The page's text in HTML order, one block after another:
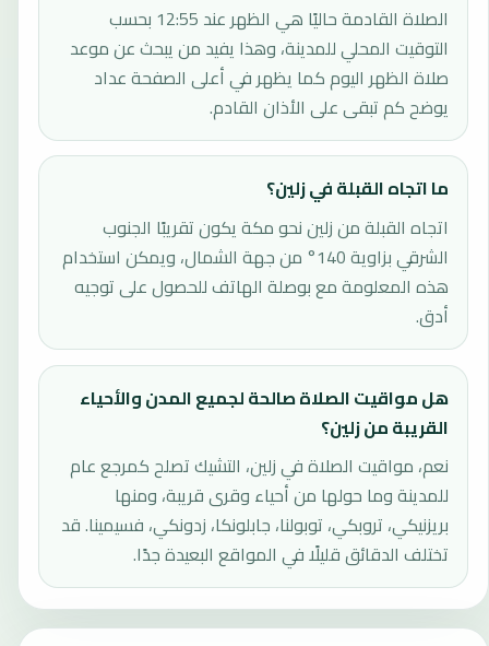
الصلاة القادمة حاليًا هي الظهر عند 12:55 بحسب
التوقيت المحلي للمدينة، وهذا يفيد من يبحث عن موعد
صلاة الظهر اليوم كما يظهر في أعلى الصفحة عداد
يوضح كم تبقى على الأذان القادم.
ما اتجاه القبلة في زلين؟
اتجاه القبلة من زلين نحو مكة يكون تقريبًا الجنوب
الشرقي بزاوية 140° من جهة الشمال، ويمكن استخدام
هذه المعلومة مع بوصلة الهاتف للحصول على توجيه
أدق.
هل مواقيت الصلاة صالحة لجميع المدن والأحياء
القريبة من زلين؟
نعم، مواقيت الصلاة في زلين، التشيك تصلح كمرجع عام
للمدينة وما حولها من أحياء وقرى قريبة، ومنها
بريزنيكي، تروبكي، توبولنا، جابلونكا، زدونكي، فسيمينا. قد
تختلف الدقائق قليلًا في المواقع البعيدة جدًا.